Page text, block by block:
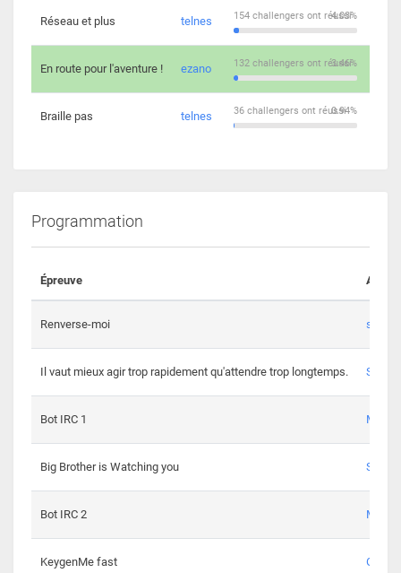
Réseau et plus telnes 4.03%
154 challengers ont réussi
En route pour l'aventure ! ezano 3.46%
132 challengers ont réussi
Braille pas telnes 0.94%
36 challengers ont réussi
Programmation
Épreuve Auteur
Renverse-moi s3th
Il vaut mieux agir trop rapidement qu'attendre trop longtemps. Spl3en
Bot IRC 1
Big Brother is Watching you
Bot IRC 2
KeygenMe fast Ge0